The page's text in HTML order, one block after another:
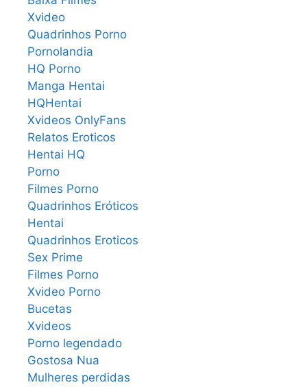
Xvideo
Quadrinhos Porno
Pornolandia
HQ Porno
Manga Hentai
HQHentai
Xvideos OnlyFans
Relatos Eroticos
Hentai HQ
Porno
Filmes Porno
Quadrinhos Eróticos
Hentai
Quadrinhos Eroticos
Sex Prime
Filmes Porno
Xvideo Porno
Bucetas
Xvideos
Porno legendado
Gostosa Nua
Mulheres perdidas